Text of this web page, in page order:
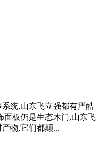
统,山东飞立强都有严酷
面板仍是生态木门,山东飞
物,它们都颠...